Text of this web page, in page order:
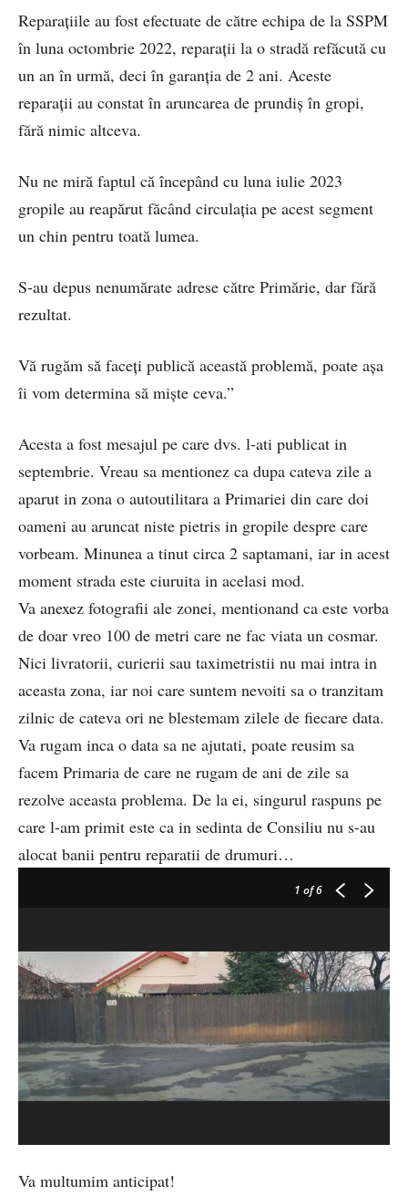
Reparaţiile au fost efectuate de către echipa de la SSPM
în luna octombrie 2022, reparaţii la o stradă refăcută cu
un an în urmă, deci în garanţia de 2 ani. Aceste
reparaţii au constat în aruncarea de prundiş în gropi,
fără nimic altceva.
Nu ne miră faptul că începând cu luna iulie 2023
gropile au reapărut făcând circulaţia pe acest segment
un chin pentru toată lumea.
S-au depus nenumărate adrese către Primărie, dar fără
rezultat.
Vă rugăm să faceţi publică această problemă, poate aşa
îi vom determina să mişte ceva.”
Acesta a fost mesajul pe care dvs. l-ati publicat in
septembrie. Vreau sa mentionez ca dupa cateva zile a
aparut in zona o autoutilitara a Primariei din care doi
oameni au aruncat niste pietris in gropile despre care
vorbeam. Minunea a tinut circa 2 saptamani, iar in acest
moment strada este ciuruita in acelasi mod.
Va anexez fotografii ale zonei, mentionand ca este vorba
de doar vreo 100 de metri care ne fac viata un cosmar.
Nici livratorii, curierii sau taximetristii nu mai intra in
aceasta zona, iar noi care suntem nevoiti sa o tranzitam
zilnic de cateva ori ne blestemam zilele de fiecare data.
Va rugam inca o data sa ne ajutati, poate reusim sa
facem Primaria de care ne rugam de ani de zile sa
rezolve aceasta problema. De la ei, singurul raspuns pe
care l-am primit este ca in sedinta de Consiliu nu s-au
alocat banii pentru reparatii de drumuri…
1 of 6
Va multumim anticipat!